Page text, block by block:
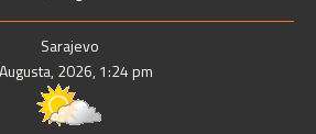
Sarajevo
2026, 1:24 pm